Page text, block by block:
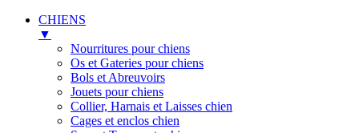
CHIENS
▼
Nourritures pour chiens
Os et Gateries pour chiens
Bols et Abreuvoirs
Jouets pour chiens
Collier, Harnais et Laisses chien
Cages et enclos chien